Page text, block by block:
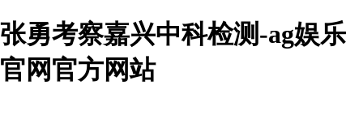
张勇考察嘉兴中科检测-ag娱乐
官网官方网站